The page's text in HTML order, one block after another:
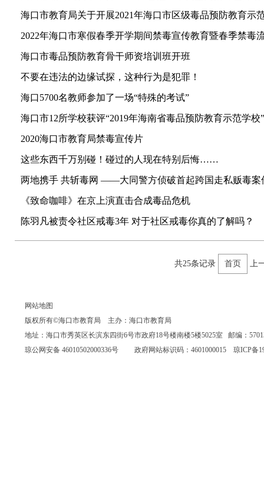
海口市教育局关于开展2021年海口市区级毒品预防教育示
2022年海口市寒假春季开学期间禁毒宣传教育暨春季禁毒
海口市毒品预防教育骨干师资培训班开班
不要在违法的边缘试探，这种行为是犯罪！
海口5700名教师参加了一场“特殊的考试”
海口市12所学校获评“2019年海南省毒品预防教育示范学校”
2020海口市教育局禁毒宣传片
这些东西千万别碰！碰过的人现在特别后悔……
两地携手 共斩毒网 ——大同警方侦破首起跨国走私贩毒案
《致命咖啡》在京上演直击合成毒品危机
陈羽凡被责令社区戒毒3年 对于社区戒毒你真的了解吗？
共25条记录 首页 上
网站地图
版权所有©海口市教育局 主办：海口市教育局
地址：海口市秀英区长滨东四街6号市政府18号楼南楼5楼5025室 邮编：
琼公网安备 46010502000336号 政府网站标识码：4601000015 琼ICP备